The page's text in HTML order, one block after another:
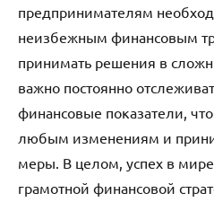
предпринимателям
неизбежным финансовым
принимать решения в
важно постоянно
финансовые показатели,
любым изменениям и
меры. В целом, успех в мире
грамотной финансовой